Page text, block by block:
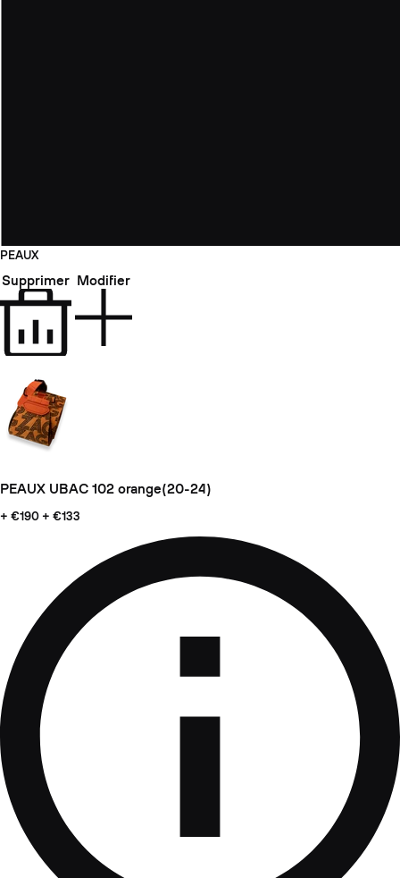
PEAUX
Supprimer Modifier
PEAUX UBAC 102 orange(20-24)
+ €190 + €133